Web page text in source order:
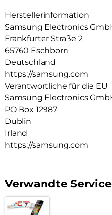
Herstellerinformation
Samsung Electronics
Frankfurter Straße 2
65760 Eschborn
Deutschland
https://samsung.com
Verantwortliche für die EU
Samsung Electronics
PO Box 12987
Dublin
Irland
https://samsung.com
Verwandte